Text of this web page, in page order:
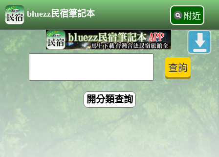
bluezz民宿筆記本 附近
開分類查詢